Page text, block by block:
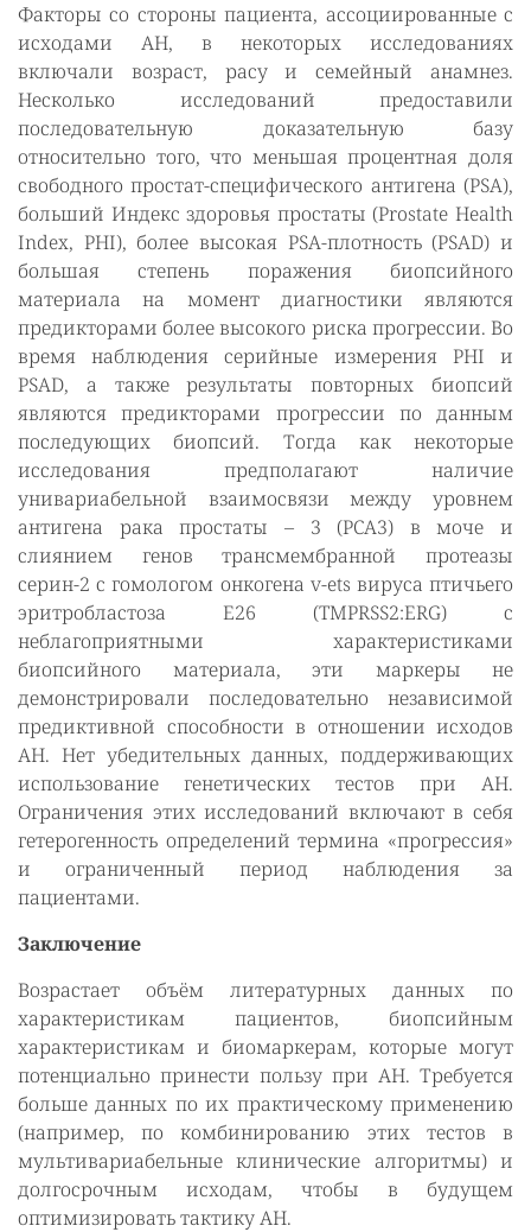
Факторы со стороны пациента, ассоциированные с
исходами АН, в некоторых исследованиях
включали возраст, расу и семейный анамнез.
Несколько исследований предоставили
последовательную доказательную базу
относительно того, что меньшая процентная доля
свободного простат-специфического антигена (PSA),
больший Индекс здоровья простаты (Prostate Health
Index, PHI), более высокая PSA-плотность (PSAD) и
большая степень поражения биопсийного
материала на момент диагностики являются
предикторами более высокого риска прогрессии. Во
время наблюдения серийные измерения PHI и
PSAD, а также результаты повторных биопсий
являются предикторами прогрессии по данным
последующих биопсий. Тогда как некоторые
исследования предполагают наличие
унивариабельной взаимосвязи между уровнем
антигена рака простаты – 3 (PCA3) в моче и
слиянием генов трансмембранной протеазы
серин-2 с гомологом онкогена v-ets вируса птичьего
эритробластоза E26 (TMPRSS2:ERG) с
неблагоприятными характеристиками
биопсийного материала, эти маркеры не
демонстрировали последовательно независимой
предиктивной способности в отношении исходов
АН. Нет убедительных данных, поддерживающих
использование генетических тестов при АН.
Ограничения этих исследований включают в себя
гетерогенность определений термина «прогрессия»
и ограниченный период наблюдения за
пациентами.
Заключение
Возрастает объём литературных данных по
характеристикам пациентов, биопсийным
характеристикам и биомаркерам, которые могут
потенциально принести пользу при АН. Требуется
больше данных по их практическому применению
(например, по комбинированию этих тестов в
мультивариабельные клинические алгоритмы) и
долгосрочным исходам, чтобы в будущем
оптимизировать тактику АН.